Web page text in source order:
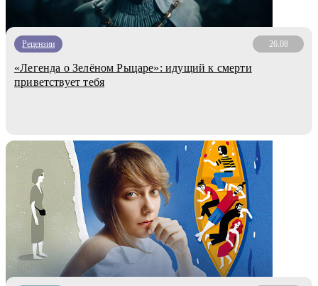
Рецензии 26.08
«Легенда о Зелёном Рыцаре»: идущий к смерти
приветствует тебя